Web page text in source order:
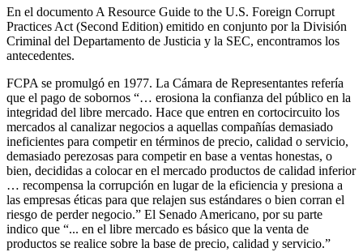
En el documento A Resource Guide to the U.S. Foreign Corrupt
Practices Act (Second Edition) emitido en conjunto por la División
Criminal del Departamento de Justicia y la SEC, encontramos los
antecedentes.
FCPA se promulgó en 1977. La Cámara de Representantes refería
que el pago de sobornos “… erosiona la confianza del público en la
integridad del libre mercado. Hace que entren en cortocircuito los
mercados al canalizar negocios a aquellas compañías demasiado
ineficientes para competir en términos de precio, calidad o servicio,
demasiado perezosas para competir en base a ventas honestas, o
bien, decididas a colocar en el mercado productos de calidad inferior
… recompensa la corrupción en lugar de la eficiencia y presiona a
las empresas éticas para que relajen sus estándares o bien corran el
riesgo de perder negocio.” El Senado Americano, por su parte
indico que “... en el libre mercado es básico que la venta de
productos se realice sobre la base de precio, calidad y servicio.”